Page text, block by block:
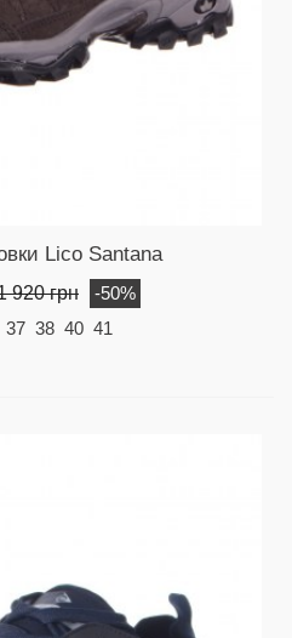
Lico Santana
920 грн
-50%
37 38 40 41